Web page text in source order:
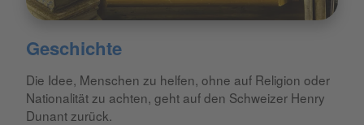
Geschichte
Die Idee, Menschen zu helfen, ohne auf Religion oder
Nationalität zu achten, geht auf den Schweizer Henry
Dunant zurück.